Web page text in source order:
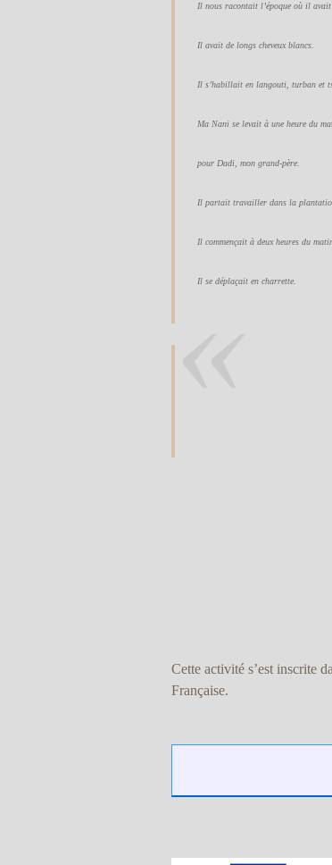
Il nous racontait l’époque où il
Il avait de longs cheveux blancs.
Il s’habillait en langouti, turban et
Ma Nani se levait à une heure du
pour Dadi, mon grand-père.
Il partait travailler dans la
Il commençait à deux heures du
Il se déplaçait en charrette.
Cette activité s’est inscrite
Française.